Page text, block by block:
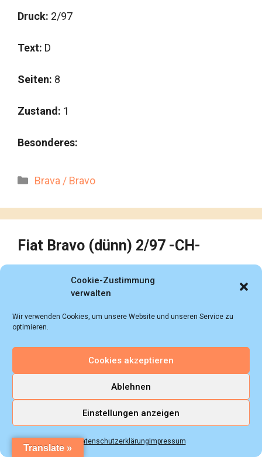
Cookie-Zustimmung
verwalten
Wir verwenden Cookies, um unsere Website und unseren Service zu
optimieren.
Cookies akzeptieren
Ablehnen
Einstellungen anzeigen
Datenschutzerklärung Impressum
Druck: 2/97
Text: D
Seiten: 8
Zustand: 1
Besonderes:
Kategorien
Brava / Bravo
Fiat Bravo (dünn) 2/97 -CH-
Translate »